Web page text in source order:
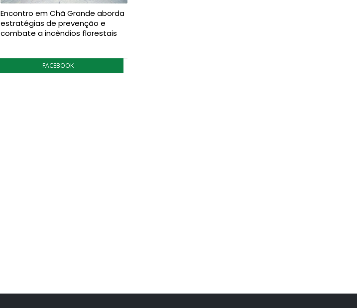
Encontro em Chã Grande aborda
estratégias de prevenção e
combate a incêndios florestais
FACEBOOK